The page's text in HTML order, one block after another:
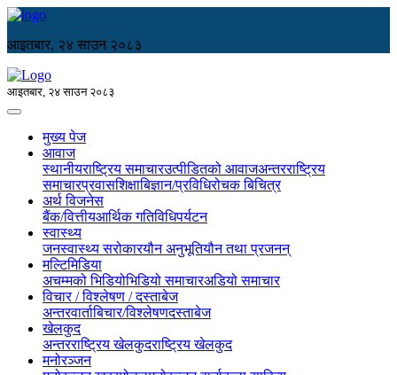
आइतबार, २४ साउन २०८३
आइतबार, २४ साउन २०८३
मुख्य पेज
आवाज
स्थानीयराष्ट्रिय समाचारउत्पीडितको आवाजअन्तरराष्ट्रिय
समाचारप्रवासशिक्षाबिज्ञान/प्रविधिरोचक बिचित्र
अर्थ विजनेस
बैंक/वित्तीयआर्थिक गतिविधिपर्यटन
स्वास्थ्य
जनस्वास्थ्य सरोकारयौन अनुभूतियौन तथा प्रजनन्
मल्टिमिडिया
अचम्मको भिडियोभिडियो समाचारअडियो समाचार
विचार / विश्लेषण / दस्ताबेज
अन्तरवार्ताबिचार/विश्लेषणदस्ताबेज
खेलकुद
अन्तरराष्ट्रिय खेलकुदराष्ट्रिय खेलकुद
मनोरञ्जन